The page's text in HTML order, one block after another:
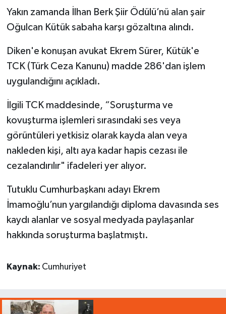
Yakın zamanda İlhan Berk Şiir Ödülü’nü alan şair
Oğulcan Kütük sabaha karşı gözaltına alındı.
Diken'e konuşan avukat Ekrem Sürer, Kütük'e
TCK (Türk Ceza Kanunu) madde 286'dan işlem
uygulandığını açıkladı.
İlgili TCK maddesinde, “Soruşturma ve
kovuşturma işlemleri sırasındaki ses veya
görüntüleri yetkisiz olarak kayda alan veya
nakleden kişi, altı aya kadar hapis cezası ile
cezalandırılır" ifadeleri yer alıyor.
Tutuklu Cumhurbaşkanı adayı Ekrem
İmamoğlu’nun yargılandığı diploma davasında ses
kaydı alanlar ve sosyal medyada paylaşanlar
hakkında soruşturma başlatmıştı.
Kaynak: Cumhuriyet